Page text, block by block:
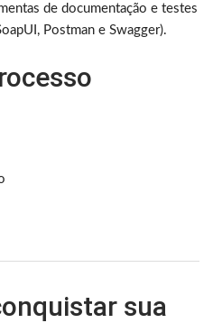
de documentação e testes
Postman e Swagger).
sua